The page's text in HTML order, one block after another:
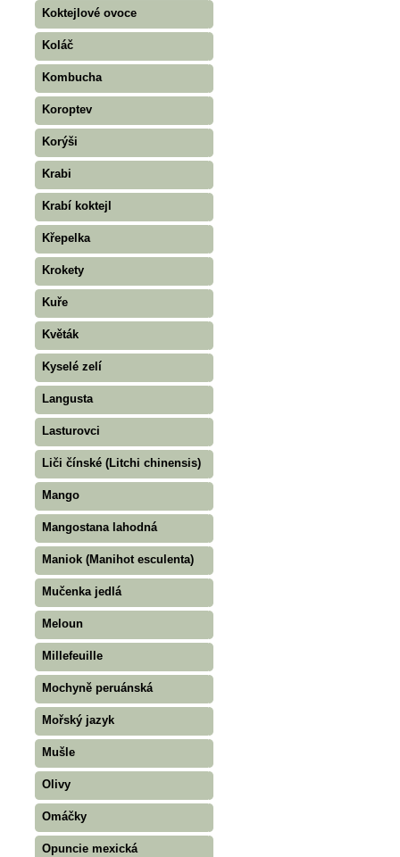
Koktejlové ovoce
Koláč
Kombucha
Koroptev
Korýši
Krabi
Krabí koktejl
Křepelka
Krokety
Kuře
Květák
Kyselé zelí
Langusta
Lasturovci
Liči čínské (Litchi chinensis)
Mango
Mangostana lahodná
Maniok (Manihot esculenta)
Mučenka jedlá
Meloun
Millefeuille
Mochyně peruánská
Mořský jazyk
Mušle
Olivy
Omáčky
Opuncie mexická